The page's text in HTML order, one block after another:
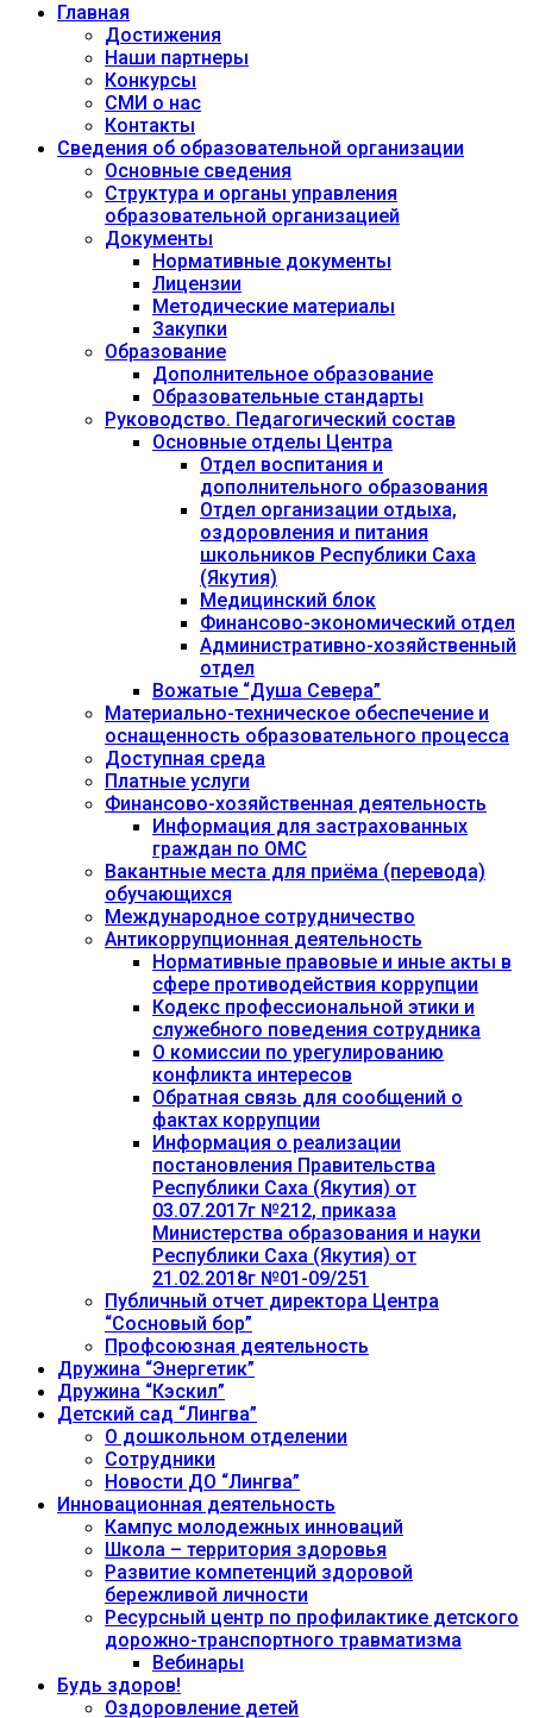
Главная
Достижения
Наши партнеры
Конкурсы
СМИ о нас
Контакты
Сведения об образовательной организации
Основные сведения
Структура и органы управления
образовательной организацией
Документы
Нормативные документы
Лицензии
Методические материалы
Закупки
Образование
Дополнительное образование
Образовательные стандарты
Руководство. Педагогический состав
Основные отделы Центра
Отдел воспитания и
дополнительного образования
Отдел организации отдыха,
оздоровления и питания
школьников Республики Саха
(Якутия)
Медицинский блок
Финансово-экономический отдел
Административно-хозяйственный
отдел
Вожатые “Душа Севера”
Материально-техническое обеспечение и
оснащенность образовательного процесса
Доступная среда
Платные услуги
Финансово-хозяйственная деятельность
Информация для застрахованных
граждан по ОМС
Вакантные места для приёма (перевода)
обучающихся
Международное сотрудничество
Антикоррупционная деятельность
Нормативные правовые и иные акты в
сфере противодействия коррупции
Кодекс профессиональной этики и
служебного поведения сотрудника
О комиссии по урегулированию
конфликта интересов
Обратная связь для сообщений о
фактах коррупции
Информация о реализации
постановления Правительства
Республики Саха (Якутия) от
03.07.2017г №212, приказа
Министерства образования и науки
Республики Саха (Якутия) от
21.02.2018г №01-09/251
Публичный отчет директора Центра
“Сосновый бор”
Профсоюзная деятельность
Дружина “Энергетик”
Дружина “Кэскил”
Детский сад “Лингва”
О дошкольном отделении
Сотрудники
Новости ДО “Лингва”
Инновационная деятельность
Кампус молодежных инноваций
Школа – территория здоровья
Развитие компетенций здоровой
бережливой личности
Ресурсный центр по профилактике детского
дорожно-транспортного травматизма
Вебинары
Будь здоров!
Оздоровление детей